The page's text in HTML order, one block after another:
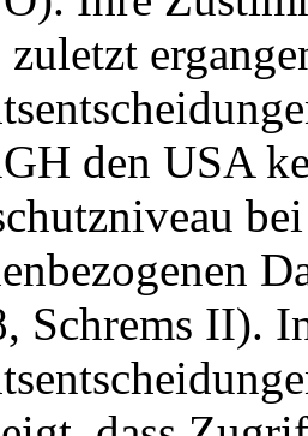
zuletzt
den USA
Schrems II).